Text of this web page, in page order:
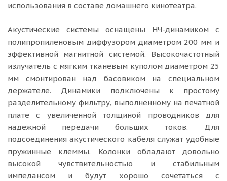
использования в составе домашнего кинотеатра.
Акустические системы оснащены НЧ-динамиком с
полипропиленовым диффузором диаметром 200 мм и
эффективной магнитной системой. Высокочастотный
излучатель с мягким тканевым куполом диаметром 25
мм смонтирован над басовиком на специальном
держателе. Динамики подключены к простому
разделительному фильтру, выполненному на печатной
плате с увеличенной толщиной проводников для
надежной передачи больших токов. Для
подсоединения акустического кабеля служат удобные
пружинные клеммы. Колонки обладают довольно
высокой чувствительностью и стабильным
импедансом и будут хорошо сочетаться с